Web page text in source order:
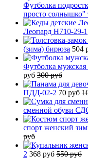
Футболка
просто солнышко"
Леопард H710-29-1
(зима) бирюза 504
Футболка
руб 300 руб
ПДД-02-2 70 руб
сменной обуви
спорт женский
руб
2 368 руб 550 руб